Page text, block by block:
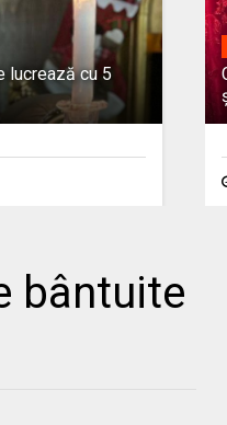
lucrează cu 5
bântuite